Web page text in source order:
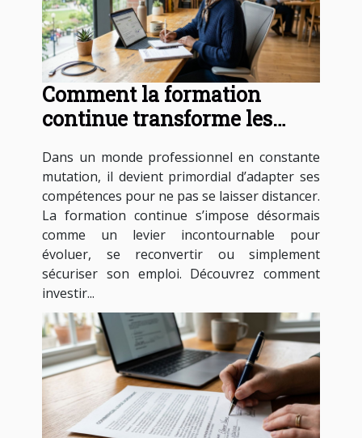
Comment la formation
continue transforme les
Dans un monde professionnel en constante
mutation, il devient primordial d’adapter ses
compétences pour ne pas se laisser distancer.
La formation continue s’impose désormais
comme un levier incontournable pour
évoluer, se reconvertir ou simplement
sécuriser son emploi. Découvrez comment
investir...